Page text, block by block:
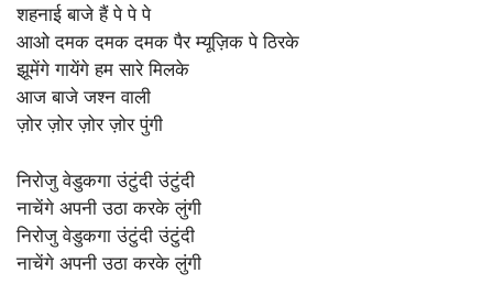
शहनाई बाजे हैं पे पे पे
आओ दमक दमक दमक पैर म्यूज़िक पे ठिरके
झूमेंगे गायेंगे हम सारे मिलके
आज बाजे जश्न वाली
ज़ोर ज़ोर ज़ोर ज़ोर पुंगी
निरोजु वेडुकगा उंटुंदी उंटुंदी
नाचेंगे अपनी उठा करके लुंगी
निरोजु वेडुकगा उंटुंदी उंटुंदी
नाचेंगे अपनी उठा करके लुंगी